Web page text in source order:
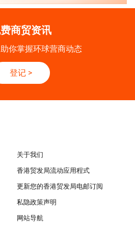
商贸资讯
你掌握环球营商动态
登记 >
关于我们
香港贸发局流动应用程式
更新您的香港贸发局电邮订阅
私隐政策声明
网站导航